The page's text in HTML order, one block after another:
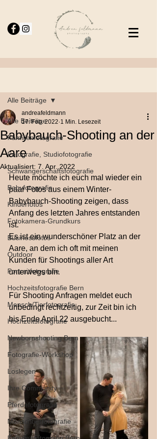
Alle Beiträge
Familienfotografie
Fotografie, Studiofotografie
Schwangerschaftsfotografie
Babyfotografie,
Kinderfotos
Fotokamera-Grundkurs
Businessfotos
Outdoor
Portraitfotografie
Hochzeitsfotografie Bern
Mensch/Tierfotografie
Hochzeitsfotografie
Newbornshooting Bern
Fotografie-Workshop
Loslegen
Ihre Community
Pferdefotografie
Menschtierfotografie
Alle Beiträge
Babybauch-Shooting an der
Aare
andreafeldmann
17. Feb. 2022 1 Min. Lesezeit
Aktualisiert: 7. Apr. 2022
Heute möchte ich euch mal wieder ein
paar Fotos aus einem Winter-
Babybauch-Shooting zeigen, dass
Anfang des letzten Jahres entstanden
ist.
Es ist ein wunderschöner Platz an der
Aare, an dem ich oft mit meinen
Kunden für Shootings aller Art
unterwegs bin.
Für Shooting Anfragen meldet euch
unbedingt rechtzeitig, zur Zeit bin ich
bis Ende April 22 ausgebucht...